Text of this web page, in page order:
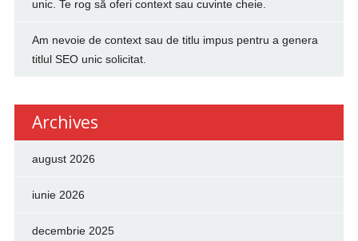
unic. Te rog să oferi context sau cuvinte cheie.
Am nevoie de context sau de titlu impus pentru a genera
titlul SEO unic solicitat.
Archives
august 2026
iunie 2026
decembrie 2025